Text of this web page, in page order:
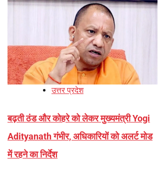
उत्तर प्रदेश
बढ़ती ठंड और कोहरे को लेकर मुख्यमंत्री Yogi
Adityanath गंभीर, अधिकारियों को अलर्ट मोड
में रहने का निर्देश